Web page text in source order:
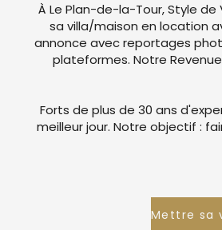
À Le Plan-de-la-Tour, Style
sa villa/maison en location
annonce avec reportages
plateformes. Notre
Forts de plus de 30 ans
meilleur jour. Notre objectif :